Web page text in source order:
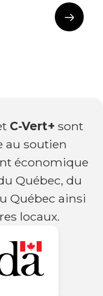
suivant
C-Vert+ sont
au soutien
économique
Québec, du
Québec ainsi
locaux.